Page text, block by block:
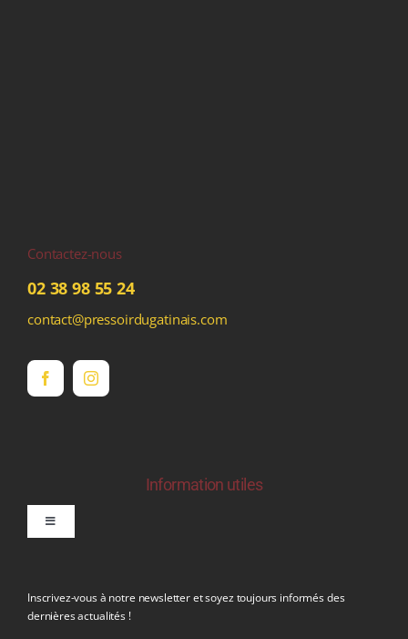
Contactez-nous
02 38 98 55 24
contact@pressoirdugatinais.com
Information utiles
Toggle
Inscrivez-vous à notre newsletter et soyez toujours informés des
dernières actualités !